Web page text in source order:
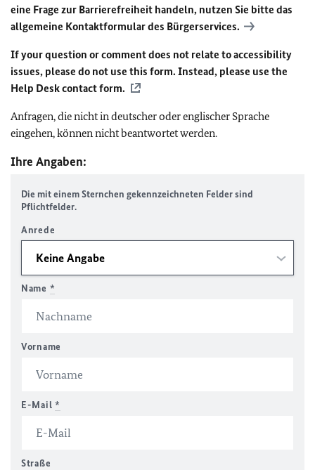
eine Frage zur Barrierefreiheit handeln, nutzen Sie bitte das
allgemeine Kontaktformular des Bürgerservices.
If your question or comment does not relate to accessibility
issues, please do not use this form. Instead, please use the
Help Desk contact form.
Anfragen, die nicht in deutscher oder englischer Sprache
eingehen, können nicht beantwortet werden.
Ihre Angaben:
Die mit einem Sternchen gekennzeichneten Felder sind
Pflichtfelder.
Anrede
Name *
Vorname
E-Mail *
Straße